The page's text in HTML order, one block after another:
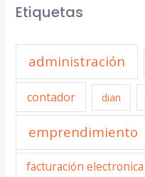
Etiquetas
administración
contador dian
emprendimiento
facturación electronica